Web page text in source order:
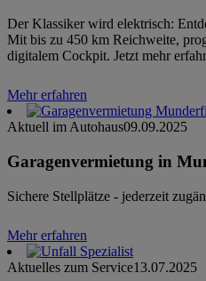
Der Klassiker wird elektrisch:
Mit bis zu 450 km Reichweite,
digitalem Cockpit. Jetzt mehr
Mehr erfahren
Aktuell im Autohaus09.09.2025
Garagenvermietung in
Sichere Stellplätze - jederzeit
Mehr erfahren
Aktuelles zum Service13.07.2025